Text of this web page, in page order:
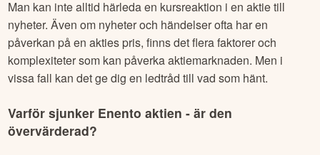
Man kan inte alltid härleda en kursreaktion i en aktie till
nyheter. Även om nyheter och händelser ofta har en
påverkan på en akties pris, finns det flera faktorer och
komplexiteter som kan påverka aktiemarknaden. Men i
vissa fall kan det ge dig en ledtråd till vad som hänt.
Varför sjunker Enento aktien - är den
övervärderad?